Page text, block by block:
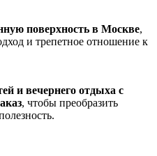
поверхность в Москве,
и трепетное отношение к
и вечернего отдыха с
, чтобы преобразить